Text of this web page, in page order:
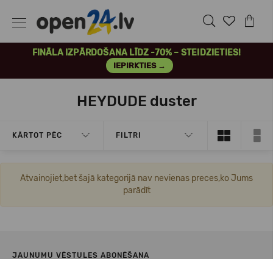
FINĀLA IZPĀRDOŠANA LĪDZ -70% – STEIDZIETIES!
IEPIRKTIES →
HEYDUDE duster
KĀRTOT PĒC FILTRI
Atvainojiet,bet šajā kategorijā nav nevienas preces,ko Jums
parādīt
JAUNUMU VĒSTULES ABONĒŠANA